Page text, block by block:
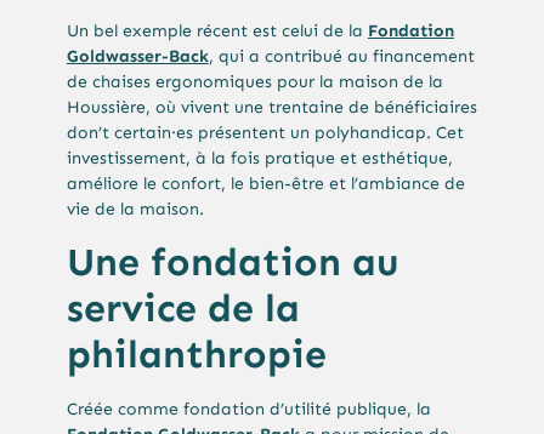
Un bel exemple récent est celui de la Fondation
Goldwasser-Back, qui a contribué au financement
de chaises ergonomiques pour la maison de la
Houssière, où vivent une trentaine de bénéficiaires
don’t certain·es présentent un polyhandicap. Cet
investissement, à la fois pratique et esthétique,
améliore le confort, le bien-être et l’ambiance de
vie de la maison.
Une fondation au
service de la
philanthropie
Créée comme fondation d’utilité publique, la